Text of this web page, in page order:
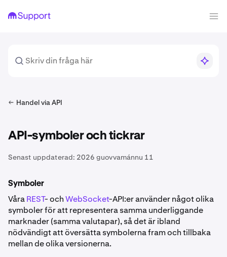
Handel via API
API-symboler och tickrar
Senast uppdaterad: 2026 guovvamánnu 11
Symboler
VåraREST- ochWebSocket-API:er använder något olika
symboler för att representera samma underliggande
marknader (samma valutapar), så det är ibland
nödvändigt att översätta symbolerna fram och tillbaka
mellan de olika versionerna.